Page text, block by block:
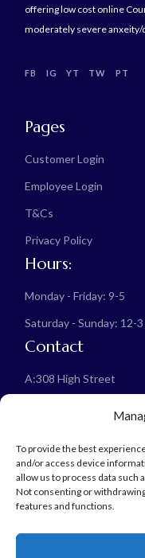
To provide the best
and/or access device
allow us to process data such
Not consenting or
features and functions.
offering low cost online
moderately severe anxeity/
FB IG YT TW PT
Pages
Customer Login
Employee Login
T&Cs
Privacy Policy
Hours:
Monday - Friday: 9-5
Saturday - Sunday: 12-3
Contact
A:308 High Street
© 2024 Help4Mind,